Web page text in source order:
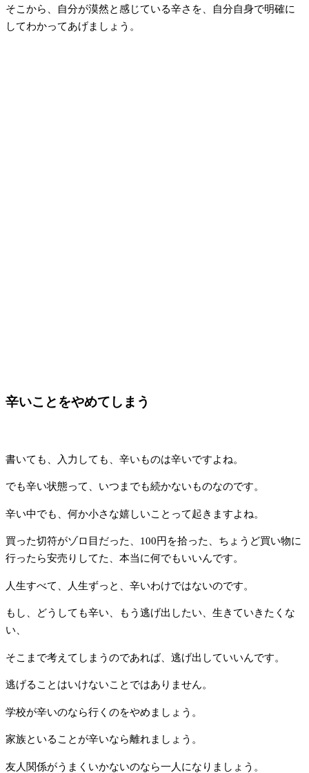
そこから、自分が漠然と感じている辛さを、自分自身で明確に
してわかってあげましょう。
辛いことをやめてしまう
書いても、入力しても、辛いものは辛いですよね。
でも辛い状態って、いつまでも続かないものなのです。
辛い中でも、何か小さな嬉しいことって起きますよね。
買った切符がゾロ目だった、100円を拾った、ちょうど買い物に
行ったら安売りしてた、本当に何でもいいんです。
人生すべて、人生ずっと、辛いわけではないのです。
もし、どうしても辛い、もう逃げ出したい、生きていきたくな
い、
そこまで考えてしまうのであれば、逃げ出していいんです。
逃げることはいけないことではありません。
学校が辛いのなら行くのをやめましょう。
家族といることが辛いなら離れましょう。
友人関係がうまくいかないのなら一人になりましょう。